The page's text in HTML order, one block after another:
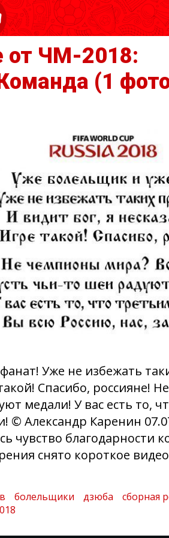
от ЧМ-2018:
(1
Уже не избежать
Спасибо, россияне!
медали! У вас есть то,
© Александр Каренин
чувство благодарности
снято короткое
болельщики дзюба сборная